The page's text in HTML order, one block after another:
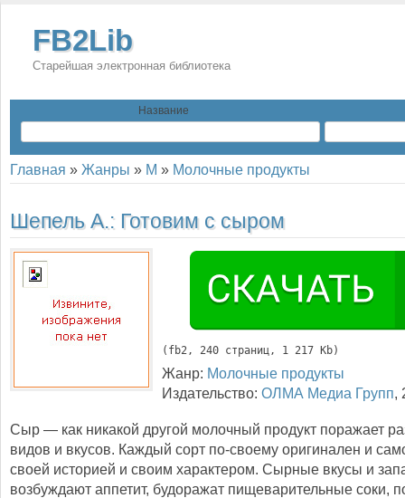
FB2Lib
Старейшая электронная библиотека
Название
Главная » Жанры » М » Молочные продукты
Шепель А.: Готовим с сыром
( fb2, 240 страниц, 1 217 Kb)
Жанр: Молочные продукты
Издательство: ОЛМА Медиа Групп,
Сыр — как никакой другой молочный продукт поражает
видов и вкусов. Каждый сорт по-своему оригинален и
своей историей и своим характером. Сырные вкусы и
возбуждают аппетит, будоражат пищеварительные соки,